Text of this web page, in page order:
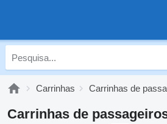
Carrinhas Carrinhas de
Carrinhas de